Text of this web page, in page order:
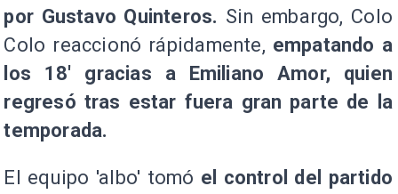
por Gustavo Quinteros. Sin embargo, Colo
Colo reaccionó rápidamente, empatando a
los 18' gracias a Emiliano Amor, quien
regresó tras estar fuera gran parte de la
temporada.
El equipo 'albo' tomó el control del partido